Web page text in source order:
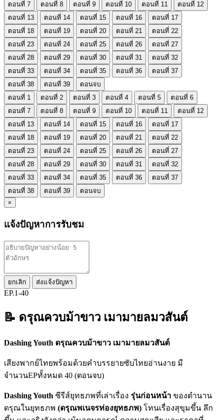
ตอนที่ 7
ตอนที่ 8 ตอนที่ 9 ตอนที่ 10 ตอนที่ 11
ตอนที่ 12
ตอนที่ 13
ตอนที่ 14 ตอนที่ 15 ตอนที่ 16
ตอนที่ 17
ตอนที่ 18
ตอนที่ 19 ตอนที่ 20 ตอนที่ 21
ตอนที่ 22
ตอนที่ 23
ตอนที่ 24 ตอนที่ 25 ตอนที่ 26
ตอนที่ 27
ตอนที่ 28
ตอนที่ 29 ตอนที่ 30 ตอนที่ 31
ตอนที่ 32
ตอนที่ 33
ตอนที่ 34 ตอนที่ 35 ตอนที่ 36
ตอนที่ 37
ตอนที่ 38
ตอนที่ 39
ตอนจบ
ตอนที่ 1
ตอนที่ 2 ตอนที่ 3 ตอนที่ 4 ตอนที่ 5
ตอนที่ 6
ตอนที่ 7
ตอนที่ 8 ตอนที่ 9 ตอนที่ 10 ตอนที่ 11
ตอนที่ 12
ตอนที่ 13
ตอนที่ 14 ตอนที่ 15 ตอนที่ 16
ตอนที่ 17
ตอนที่ 18
ตอนที่ 19 ตอนที่ 20 ตอนที่ 21
ตอนที่ 22
ตอนที่ 23
ตอนที่ 24 ตอนที่ 25 ตอนที่ 26
ตอนที่ 27
ตอนที่ 28
ตอนที่ 29 ตอนที่ 30 ตอนที่ 31
ตอนที่ 32
ตอนที่ 33
ตอนที่ 34 ตอนที่ 35 ตอนที่ 36
ตอนที่ 37
ตอนที่ 38
ตอนที่ 39
ตอนจบ
×
แจ้งปัญหาการรับชม
ยกเลิก ส่งแจ้งปัญหา
EP.1-40
📝 ดรุณควบม้าขาว เมามายลมวสันต์
Dashing Youth ดรุณควบม้าขาว เมามายลมวสันต์
เสียงพากย์ไทยพร้อมด้วยคำบรรยายซับไทยอ่านงาย มี
จำนวนEPทั้งหมด 40 (ตอนจบ)
Dashing Youth ซีรีส์ยุทธภพที่เล่าเรื่อง รุ่นก่อนหน้า ของตำนาน
ดรุณในยุทธภพ (ดรุณพเนจรท่องยุทธภพ) โทนเรื่องสุขุมขึ้น ลึก